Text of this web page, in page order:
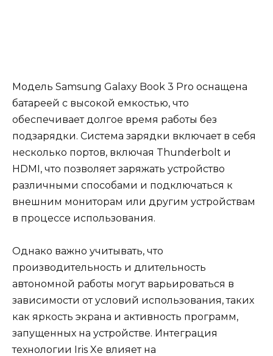
Модель Samsung Galaxy Book 3 Pro оснащена
батареей с высокой емкостью, что
обеспечивает долгое время работы без
подзарядки. Система зарядки включает в себя
несколько портов, включая Thunderbolt и
HDMI, что позволяет заряжать устройство
различными способами и подключаться к
внешним мониторам или другим устройствам
в процессе использования.
Однако важно учитывать, что
производительность и длительность
автономной работы могут варьироваться в
зависимости от условий использования, таких
как яркость экрана и активность программ,
запущенных на устройстве. Интеграция
технологии Iris Xe влияет на